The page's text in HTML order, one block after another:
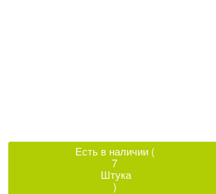
Есть в наличии (
7
Штука
)